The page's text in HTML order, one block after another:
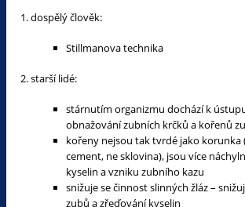
1. dospělý člověk:
Stillmanova technika
2. starší lidé:
stárnutím organizmu dochází k
obnažování zubních krčků a kořenů
kořeny nejsou tak tvrdé jako
cement, ne sklovina), jsou více
kyselin a vzniku zubního kazu
snižuje se činnost slinných žláz –
zubů a zřeďování kyselin